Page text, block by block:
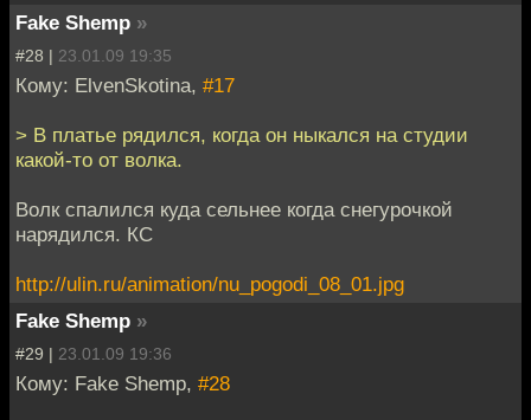
Fake Shemp »
#28 | 23.01.09 19:35
Кому: ElvenSkotina, #17
> В платье рядился, когда он ныкался на студии
какой-то от волка.
Волк спалился куда сельнее когда снегурочкой
нарядился. КС
http://ulin.ru/animation/nu_pogodi_08_01.jpg
Fake Shemp »
#29 | 23.01.09 19:36
Кому: Fake Shemp, #28